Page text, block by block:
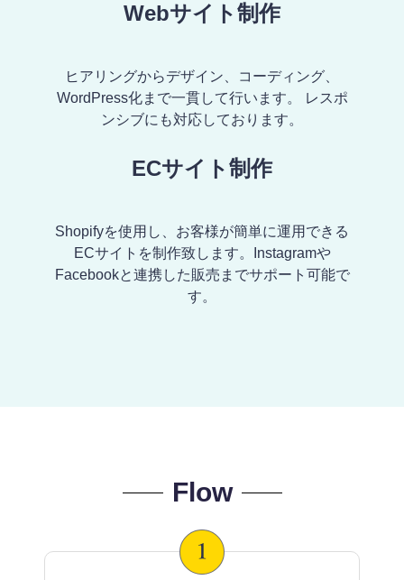
Webサイト制作
ヒアリングからデザイン、コーディング、
WordPress化まで一貫して行います。 レスポ
ンシブにも対応しております。
ECサイト制作
Shopifyを使用し、お客様が簡単に運用できる
ECサイトを制作致します。Instagramや
Facebookと連携した販売までサポート可能で
す。
Flow